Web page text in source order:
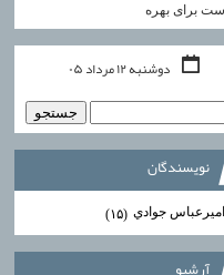
برای بهره
دوشنبه ۱۲ مرداد ۰۵
نويسندگان
اميرعباس جوادي (۱۵)
آرشيو